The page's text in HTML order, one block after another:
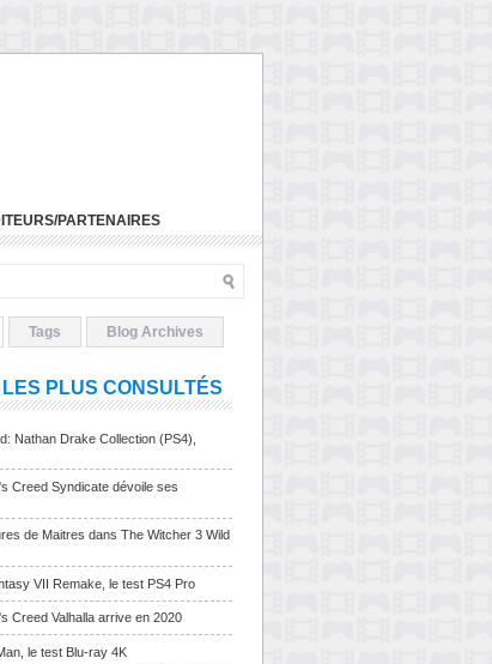
PARTENAIRES
Tags Blog Archives
PLUS CONSULTÉS
Nathan Drake Collection (PS4),
Creed Syndicate dévoile ses
de Maitres dans The Witcher 3 Wild
VII Remake, le test PS4 Pro
Creed Valhalla arrive en 2020
le test Blu-ray 4K